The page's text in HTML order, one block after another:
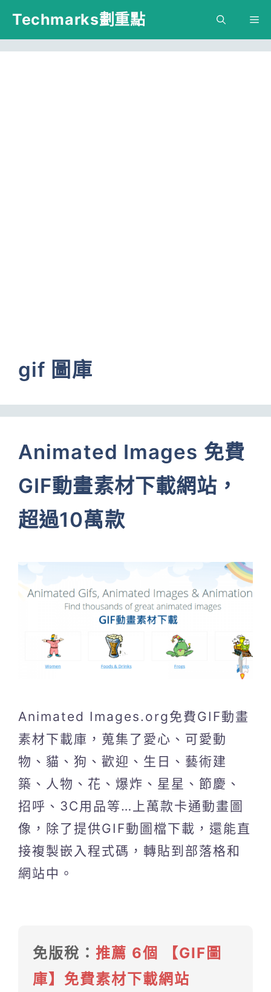
跳
主
Techmarks劃重點
gif 圖庫
Animated Images 免費
GIF動畫素材下載網站，
超過10萬款
Animated Images.org免費GIF動畫
素材下載庫，蒐集了愛心、可愛動
物、貓、狗、歡迎、生日、藝術建
築、人物、花、爆炸、星星、節慶、
招呼、3C用品等…上萬款卡通動畫圖
像，除了提供GIF動圖檔下載，還能直
接複製嵌入程式碼，轉貼到部落格和
網站中。
免版稅： 推薦 6個 【GIF圖
庫】免費素材下載網站